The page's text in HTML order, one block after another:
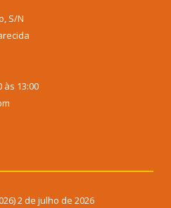
S/N
13:00
2 de julho de 2026